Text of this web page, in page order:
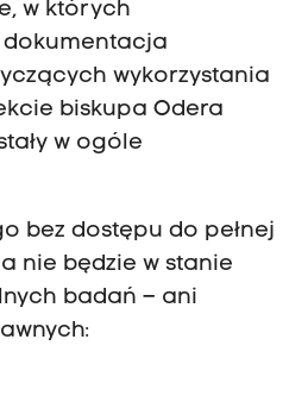
w których
dokumentacja
wykorzystania
biskupa Odera
w ogóle
bez dostępu do pełnej
nie będzie w stanie
badań – ani